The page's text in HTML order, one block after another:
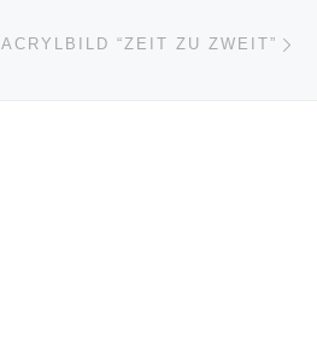
ACRYLBILD “ZEIT ZU ZWEIT”